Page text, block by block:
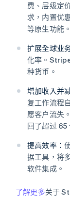
费、层级定
求，内置优
等原生功能。
扩展全球业
化率。
种货币。
增加收入并
复工作流程
愿客户流失
回了超过 65
提高效率：
据工具，将
软件集成。
了解更多关于
阿联酋
爱尔兰
English
爱沙尼亚
English
奥地利
澳大利亚
English
巴西
保加利亚
English